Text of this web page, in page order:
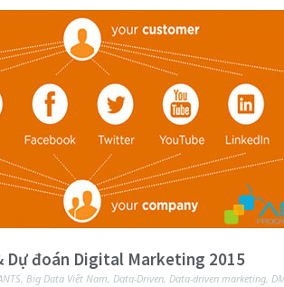
Dự đoán Digital Marketing 2015
, Big Data Việt Nam, Data-Driven, Data-driven marketing,